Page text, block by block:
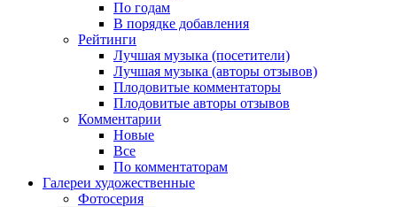
По годам
В порядке добавления
Рейтинги
Лучшая музыка (посетители)
Лучшая музыка (авторы отзывов)
Плодовитые комментаторы
Плодовитые авторы отзывов
Комментарии
Новые
Все
По комментаторам
Галереи художественные
Фотосерия